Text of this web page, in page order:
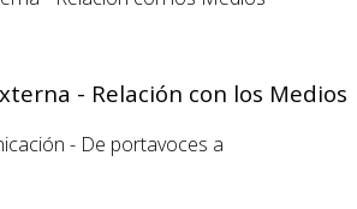
- Relación con los Medios